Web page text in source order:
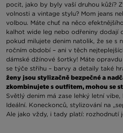
pocit, jako by byly vaší druhou kůží?
volnosti a vintage stylu? Mom jeans
volbou. Máte chuť na něco
kalhot wide leg nebo odřeniny dodají
pokud milujete denim natolik, že se s
ročním období – ani v těch
dámské džínové šortky! Máte
se týče střihu – barvy a detaily také
ženy jsou stylizačně bezpečné a
zkombinujete s outfitem, mohou se
Světlý denim má zase lehký letní
Ideální. Koneckonců, stylizování na
Ale jako vždy, i tady platí: rozhodnutí